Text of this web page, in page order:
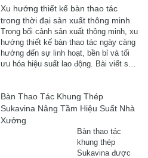
hiệu quả nhất
trong công nghiệp
hiện nay. Với khả
năng chịu tải lớn,
độ bền cao và
tính linh hoạt,
Xu hướng thiết kế bàn thao tác
trong thời đại sản xuất thông minh
Trong bối cảnh sản xuất thông minh, xu
hướng thiết kế bàn thao tác ngày càng
hướng đến sự linh hoạt, bền bỉ và tối
ưu hóa hiệu suất lao động. Bài viết sẽ
Bàn Thao Tác Khung Thép
Sukavina Nâng Tầm Hiệu Suất Nhà
Xưởng
Bàn thao tác
khung thép
Sukavina được